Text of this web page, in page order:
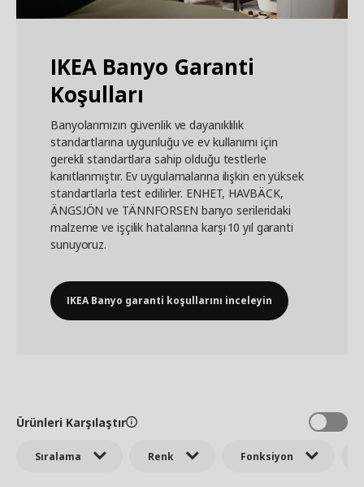
IKEA Banyo Garanti
Koşulları
Banyolarımızın güvenlik ve dayanıklılık
standartlarına uygunluğu ve ev kullanımı için
gerekli standartlara sahip olduğu testlerle
kanıtlanmıştır. Ev uygulamalarına ilişkin en yüksek
standartlarla test edilirler. ENHET, HAVBÄCK,
ÄNGSJÖN ve TÄNNFORSEN banyo serileridaki
malzeme ve işçilik hatalarına karşı 10 yıl garanti
sunuyoruz.
IKEA Banyo garanti koşullarını inceleyin
Sıralama Renk Fonksiyon
Ürünleri Karşılaştır